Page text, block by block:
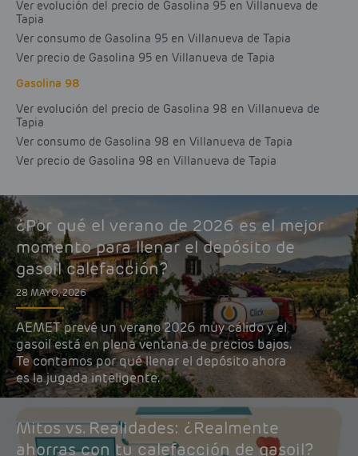
Ver evolución del precio de Gasolina 95 en Villanueva de
Tapia
Ver consumo de Gasolina 95 en Villanueva de Tapia
Ver precio de Gasolina 95 en Villanueva de Tapia
Gasolina 98
Ver evolución del precio de Gasolina 98 en Villanueva de
Tapia
Ver consumo de Gasolina 98 en Villanueva de Tapia
Ver precio de Gasolina 98 en Villanueva de Tapia
¿Por qué el verano de 2026 es el mejor
momento para llenar el depósito de
gasoil calefacción?
28 MAYO, 2026
AEMET prevé un verano 2026 muy cálido y el
gasoil está en plena ventana de precios bajos.
Te contamos por qué llenar el depósito ahora
es la jugada inteligente.
Mitos vs. Realidades: ¿Realmente
ahorras con tu calefacción de gasoil?